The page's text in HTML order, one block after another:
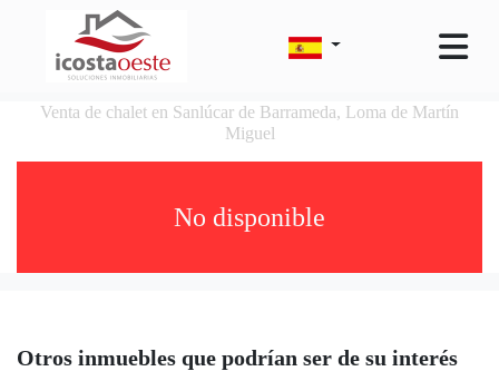
Venta de chalet en Sanlúcar de Barrameda, Loma de Martín
Miguel
No disponible
Otros inmuebles que podrían ser de su interés